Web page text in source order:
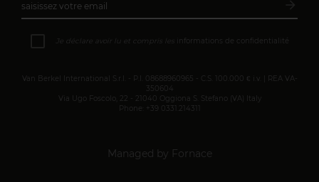
saisissez votre email
Je déclare avoir lu et compris les informations de confidentialité
Van Berkel International S.r.l. - P.I. 08688960965 - C.S. 100.000 € i.v. | REA VA-
350604
Via Ugo Foscolo, 22 - 21040 Oggiona S. Stefano (VA) Italy
Phone: +39 0331.214311
Managed by Fornace